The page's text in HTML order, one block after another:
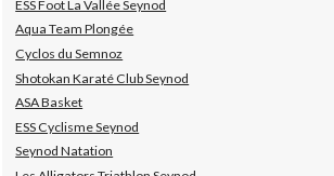
ESS Foot La Vallée Seynod
Aqua Team Plongée
Cyclos du Semnoz
Shotokan Karaté Club Seynod
ASA Basket
ESS Cyclisme Seynod
Seynod Natation